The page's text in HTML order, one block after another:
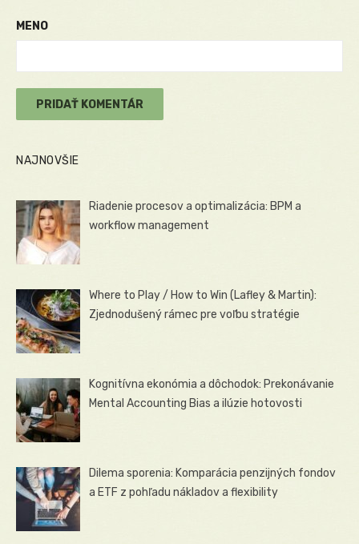
MENO
NAJNOVŠIE
Riadenie procesov a optimalizácia: BPM a
workflow management
Where to Play / How to Win (Lafley & Martin):
Zjednodušený rámec pre voľbu stratégie
Kognitívna ekonómia a dôchodok: Prekonávanie
Mental Accounting Bias a ilúzie hotovosti
Dilema sporenia: Komparácia penzijných fondov
a ETF z pohľadu nákladov a flexibility